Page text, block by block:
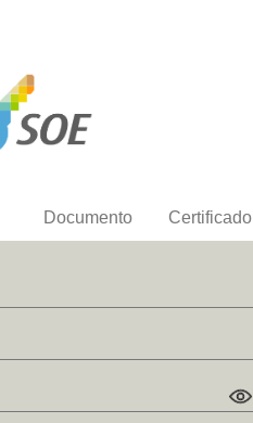
Documento Certificado